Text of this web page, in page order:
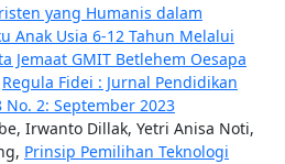
yang Humanis dalam
Anak Usia 6-12 Tahun Melalui
Jemaat GMIT Betlehem Oesapa
Regula Fidei : Jurnal Pendidikan
2: September 2023
Irwanto Dillak, Yetri Anisa Noti,
Prinsip Pemilihan Teknologi